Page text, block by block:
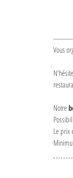
Vous
Notre
Le prix